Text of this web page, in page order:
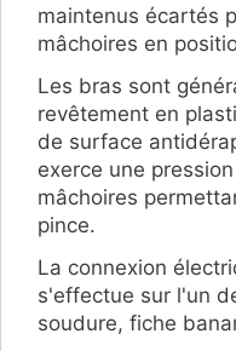
maintenus écartés
mâchoires en
Les bras sont
revêtement en
de surface
exerce une
mâchoires
pince.
La connexion
s'effectue sur l'un
soudure, fiche